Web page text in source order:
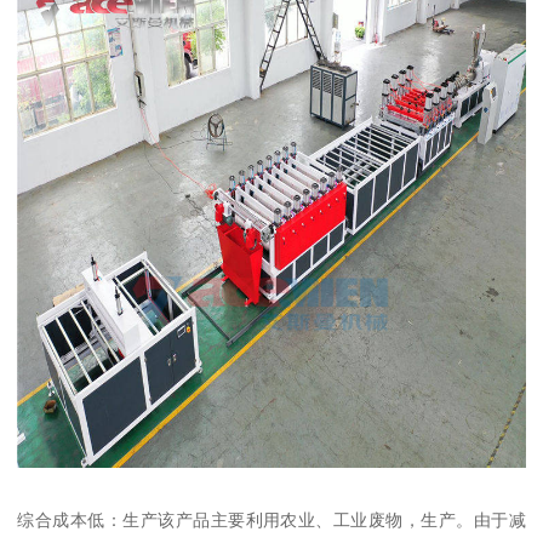
综合成本低：生产该产品主要利用农业、工业废物，生产。由于减